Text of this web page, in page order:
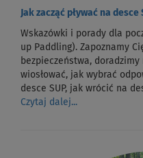
Jak zacząć pływać na desce
Wskazówki i porady dla
up Paddling). Zapoznamy
bezpieczeństwa,
wiosłować, jak wybrać
desce SUP, jak wrócić na
Czytaj dalej...